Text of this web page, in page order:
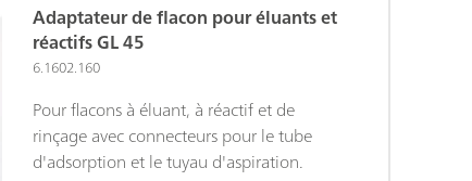
Adaptateur de flacon pour éluants et
réactifs GL 45
6.1602.160
Pour flacons à éluant, à réactif et de
rinçage avec connecteurs pour le tube
d'adsorption et le tuyau d'aspiration.